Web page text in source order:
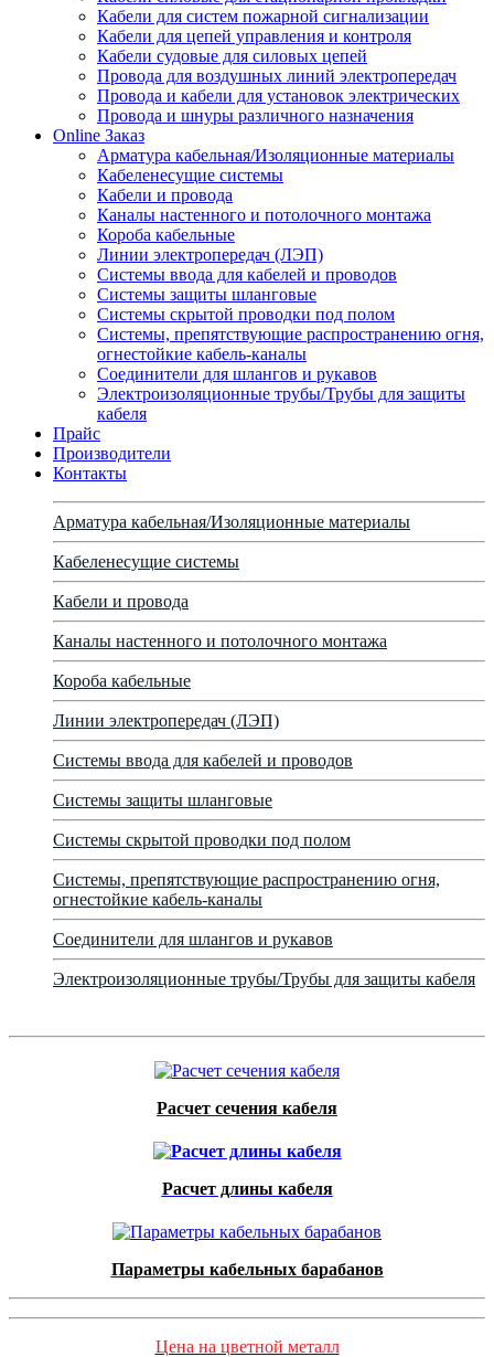
Кабели для систем пожарной сигнализации
Кабели для цепей управления и контроля
Кабели судовые для силовых цепей
Провода для воздушных линий электропередач
Провода и кабели для установок электрических
Провода и шнуры различного назначения
Online Заказ
Арматура кабельная/Изоляционные материалы
Кабеленесущие системы
Кабели и провода
Каналы настенного и потолочного монтажа
Короба кабельные
Линии электропередач (ЛЭП)
Системы ввода для кабелей и проводов
Системы защиты шланговые
Системы скрытой проводки под полом
Системы, препятствующие распространению огня,
огнестойкие кабель-каналы
Соединители для шлангов и рукавов
Электроизоляционные трубы/Трубы для защиты
кабеля
Прайс
Производители
Контакты
Арматура кабельная/Изоляционные материалы
Кабеленесущие системы
Кабели и провода
Каналы настенного и потолочного монтажа
Короба кабельные
Линии электропередач (ЛЭП)
Системы ввода для кабелей и проводов
Системы защиты шланговые
Системы скрытой проводки под полом
Системы, препятствующие распространению огня,
огнестойкие кабель-каналы
Соединители для шлангов и рукавов
Электроизоляционные трубы/Трубы для защиты кабеля
Расчет сечения кабеля
Расчет длины кабеля
Параметры кабельных барабанов
Цена на цветной металл